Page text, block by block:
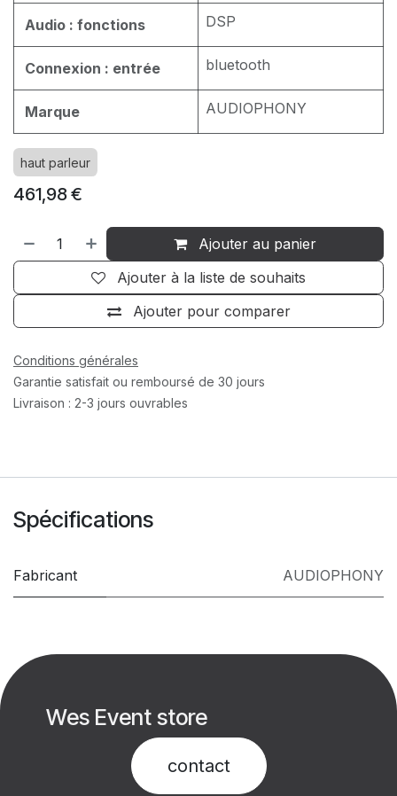
Audio : fonctions DSP
Connexion : entrée bluetooth
Marque AUDIOPHONY
haut parleur
461,98€
Ajouter au panier
Ajouter pour comparer
Ajouter à la liste de souhaits
Conditions générales
Garantie satisfait ou remboursé de 30 jours
Livraison : 2-3 jours ouvrables
Spécifications
Fabricant AUDIOPHONY
Wes Event store
contact​